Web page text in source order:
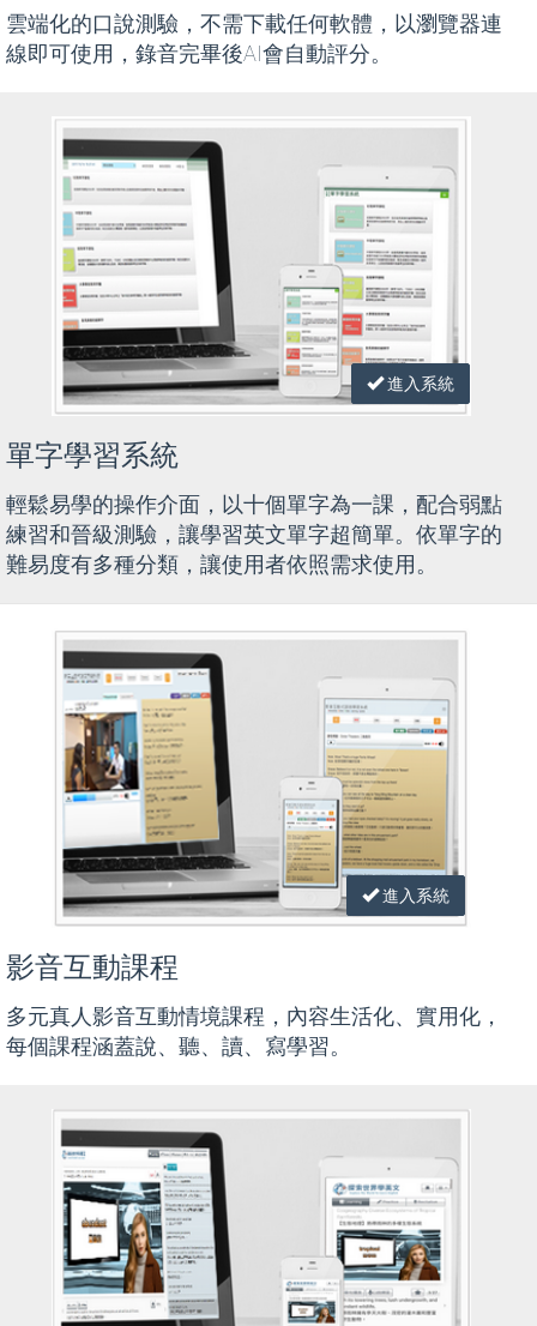
雲端化的口說測驗，不需下載任何軟體，以瀏覽器連
線即可使用，錄音完畢後AI會自動評分。
進入系統
單字學習系統
輕鬆易學的操作介面，以十個單字為一課，配合弱點
練習和晉級測驗，讓學習英文單字超簡單。依單字的
難易度有多種分類，讓使用者依照需求使用。
進入系統
影音互動課程
多元真人影音互動情境課程，內容生活化、實用化，
每個課程涵蓋說、聽、讀、寫學習。